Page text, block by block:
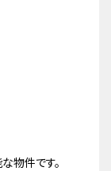
物件です。